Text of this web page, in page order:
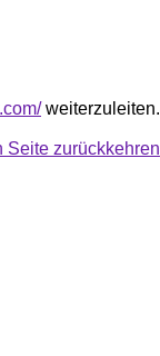
weiterzuleiten.
Seite zurückkehren